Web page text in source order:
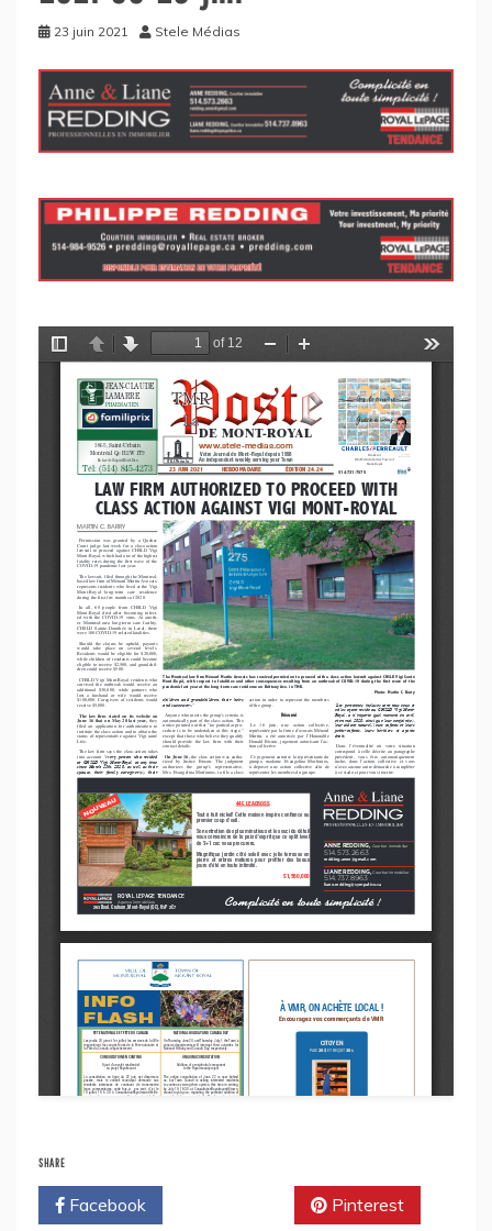
23 juin 2021 Stele Médias
SHARE
Facebook Pinterest